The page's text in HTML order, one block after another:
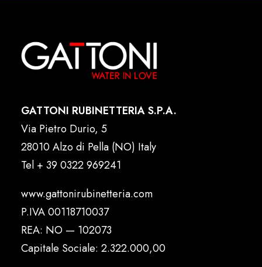
GATTONI RUBINETTERIA S.P.A.
Via Pietro Durio, 5
28010 Alzo di Pella (NO) Italy
Tel + 39 0322 969241
www.gattonirubinetteria.com
P.IVA 00118710037
REA: NO — 102073
Capitale Sociale: 2.322.000,00